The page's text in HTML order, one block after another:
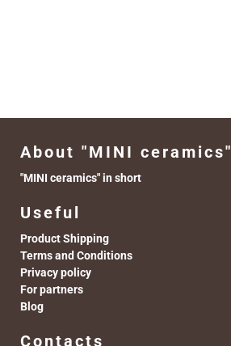
About "MINI ceramics"
"MINI ceramics" in short
Useful
Product Shipping
Terms and Conditions
Privacy policy
For partners
Blog
Contacts